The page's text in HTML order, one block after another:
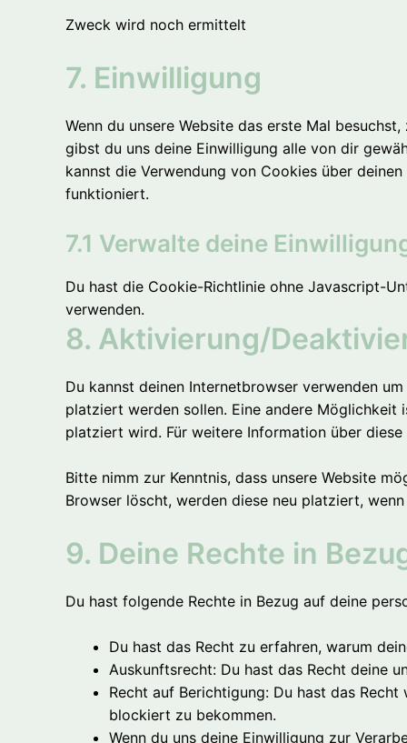
facebook
Zweck wird noch ermittelt
Consent
to
sonstiges
7. Einwilligung
Wenn du unsere Website das erste Mal
gibst du uns deine Einwilligung alle von dir
kannst die Verwendung von Cookies über
funktioniert.
7.1 Verwalte deine
Du hast die Cookie-Richtlinie ohne Javascript-
verwenden.
8. Aktivierung/
Du kannst deinen Internetbrowser verwenden
platziert werden sollen. Eine andere
platziert wird. Für weitere Information über
Bitte nimm zur Kenntnis, dass unsere Website
Browser löscht, werden diese neu platziert,
9. Deine Rechte in
Du hast folgende Rechte in Bezug auf deine
Du hast das Recht zu erfahren, warum
Auskunftsrecht: Du hast das Recht deine
Recht auf Berichtigung: Du hast das
blockiert zu bekommen.
Wenn du uns deine Einwilligung zur